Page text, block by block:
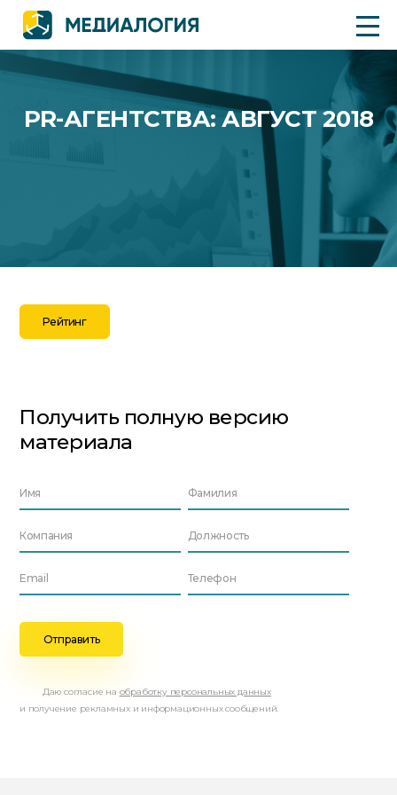
PR-АГЕНТСТВА: АВГУСТ 2018
Рейтинг
Получить полную версию
материала
Даю согласие на обработку персональных данных
и получение рекламных и информационных сообщений.